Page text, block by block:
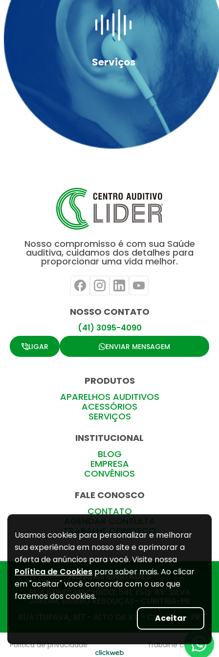
Serviços
Nosso compromisso é com sua Saúde
auditiva, cuidamos dos detalhes para
proporcionar uma vida melhor.
PRODUTOS
APARELHOS AUDITIVOS
ACESSÓRIOS
SERVIÇOS
INSTITUCIONAL
BLOG
EMPRESA
CONVÊNIOS
FALE CONOSCO
CONTATO
AGENDAR CONSULTA
TRABALHE CONOSCO
NOSSO CONTATO
(41) 3095-4090
LIGAR ENVIAR MENSAGEM
NOSSAS UNIDADES
RUA NUNES MACHADO, 541, ESQ. AV. SILVA
JARDIM, BAIRRO REBOUÇAS- CURITIBA-PR
RUA ITUPAVA, 817 - ALTO DA XV - CURITIBA - PR
Política de privacidade Trabalhe conosco
Usamos cookies para personalizar e melhorar
sua experiência em nosso site e aprimorar a
oferta de anúncios para você. Visite nossa
Política de Cookies para saber mais. Ao clicar
em "aceitar" você concorda com o uso que
fazemos dos cookies.
Aceitar